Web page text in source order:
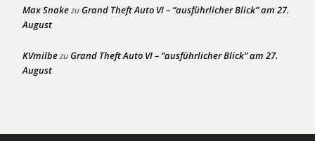
Max SnakezuGrand Theft Auto VI – “ausführlicher Blick” am 27.
August
KVmilbezuGrand Theft Auto VI – “ausführlicher Blick” am 27.
August